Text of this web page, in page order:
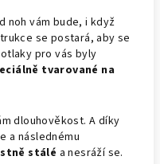
noh vám bude, i když
se postará, aby se
pro vás byly
tvarované na
dlouhověkost. A díky
a následnému
stálé a nesráží se.